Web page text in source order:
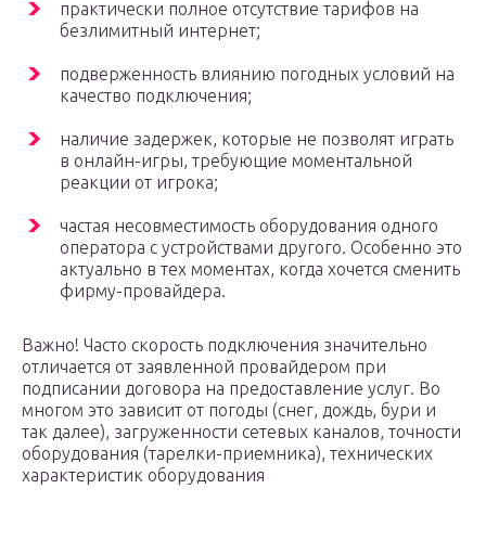
практически полное отсутствие тарифов на
безлимитный интернет;
подверженность влиянию погодных условий на
качество подключения;
наличие задержек, которые не позволят играть
в онлайн-игры, требующие моментальной
реакции от игрока;
частая несовместимость оборудования одного
оператора с устройствами другого. Особенно это
актуально в тех моментах, когда хочется сменить
фирму-провайдера.
Важно! Часто скорость подключения значительно
отличается от заявленной провайдером при
подписании договора на предоставление услуг. Во
многом это зависит от погоды (снег, дождь, бури и
так далее), загруженности сетевых каналов, точности
оборудования (тарелки-приемника), технических
характеристик оборудования